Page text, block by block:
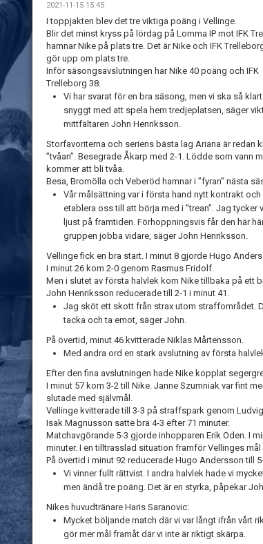
2021-11-15 15:45
I toppjakten blev det tre viktiga poäng i Vellinge.
Blir det minst kryss på lördag på Lomma IP mot IFK
hamnar Nike på plats tre. Det är Nike och IFK
gör upp om plats tre.
Inför säsongsavslutningen har Nike 40 poäng och IFK
Trelleborg 38.
Vi har svarat för en bra säsong, men vi ska så
snyggt med att spela hem tredjeplatsen, säger
mittfältaren John Henriksson.
Storfavoriterna och seriens bästa lag Ariana är redan
”tvåan”. Besegrade Åkarp med 2-1. Lödde som vann
kommer att bli tvåa.
Besa, Bromölla och Veberöd hamnar i ”fyran” nästa
Vår målsättning var i första hand nytt kontrakt och
etablera oss till att börja med i ”trean”. Jag tycker
ljust på framtiden. Förhoppningsvis får den här
gruppen jobba vidare, säger John Henriksson.
Vellinge fick en bra start. I minut 8 gjorde Hugo
I minut 26 kom 2-0 genom Rasmus Fridolf.
Men i slutet av första halvlek kom Nike tillbaka på ett
John Henriksson reducerade till 2-1 i minut 41.
Jag sköt ett skott från strax utom straffområdet.
tacka och ta emot, säger John.
På övertid, minut 46 kvitterade Niklas Mårtensson.
Med andra ord en stark avslutning av första
Efter den fina avslutningen hade Nike kopplat
I minut 57 kom 3-2 till Nike. Janne Szumniak var fint
slutade med självmål.
Vellinge kvitterade till 3-3 på straffspark genom
Isak Magnusson satte bra 4-3 efter 71 minuter.
Matchavgörande 5-3 gjorde inhopparen Erik Oden. I
minuter. I en tilltrasslad situation framför Vellinges
På övertid i minut 92 reducerade Hugo Andersson till
Vi vinner fullt rättvist. I andra halvlek hade vi
men ändå tre poäng. Det är en styrka, påpekar
Nikes huvudtränare Haris Saranovic:
Mycket böljande match där vi var långt ifrån vårt
gör mer mål framåt där vi inte är riktigt skärpa.